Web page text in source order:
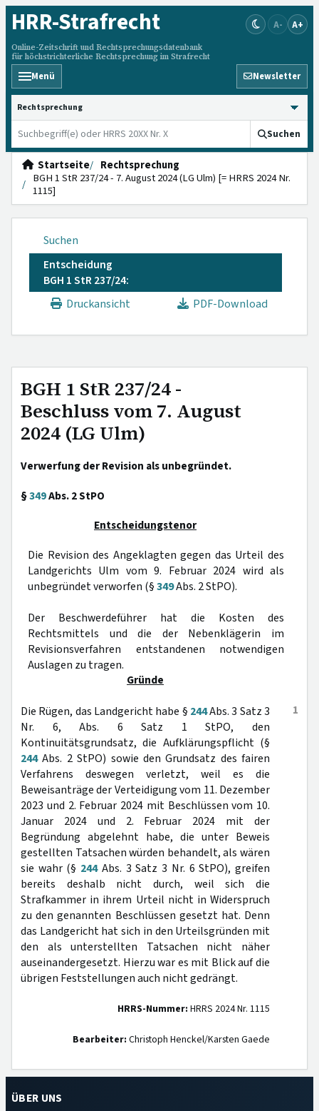
HRR-Strafrecht
Online-Zeitschrift und Rechtsprechungsdatenbank
für höchstrichterliche Rechtsprechung im Strafrecht
A- A+
Menü Newsletter
HRRS durchsuchen
Suchen
Startseite
Rechtsprechung
BGH 1 StR 237/24 - 7. August 2024 (LG Ulm) [= HRRS 2024 Nr.
1115]
Suchen
Entscheidung
BGH 1 StR 237/24:
Druckansicht
PDF-Download
BGH 1 StR 237/24 -
Beschluss vom 7. August
2024 (LG Ulm)
Verwerfung der Revision als unbegründet.
§349Abs. 2 StPO
Entscheidungstenor
Die Revision des Angeklagten gegen das Urteil des
Landgerichts Ulm vom 9. Februar 2024 wird als
unbegründet verworfen (§349Abs. 2 StPO).
Der Beschwerdeführer hat die Kosten des
Rechtsmittels und die der Nebenklägerin im
Revisionsverfahren entstandenen notwendigen
Auslagen zu tragen.
Gründe
1
Die Rügen, das Landgericht habe § 244Abs. 3 Satz 3
Nr. 6, Abs. 6 Satz 1 StPO, den
Kontinuitätsgrundsatz, die Aufklärungspflicht (§
244Abs. 2 StPO) sowie den Grundsatz des fairen
Verfahrens deswegen verletzt, weil es die
Beweisanträge der Verteidigung vom 11. Dezember
2023 und 2. Februar 2024 mit Beschlüssen vom 10.
Januar 2024 und 2. Februar 2024 mit der
Begründung abgelehnt habe, die unter Beweis
gestellten Tatsachen würden behandelt, als wären
sie wahr (§ 244Abs. 3 Satz 3 Nr. 6 StPO), greifen
bereits deshalb nicht durch, weil sich die
Strafkammer in ihrem Urteil nicht in Widerspruch
zu den genannten Beschlüssen gesetzt hat. Denn
das Landgericht hat sich in den Urteilsgründen mit
den als unterstellten Tatsachen nicht näher
auseinandergesetzt. Hierzu war es mit Blick auf die
übrigen Feststellungen auch nicht gedrängt.
HRRS-Nummer: HRRS 2024 Nr. 1115
Bearbeiter: Christoph Henckel/Karsten Gaede
ÜBER UNS